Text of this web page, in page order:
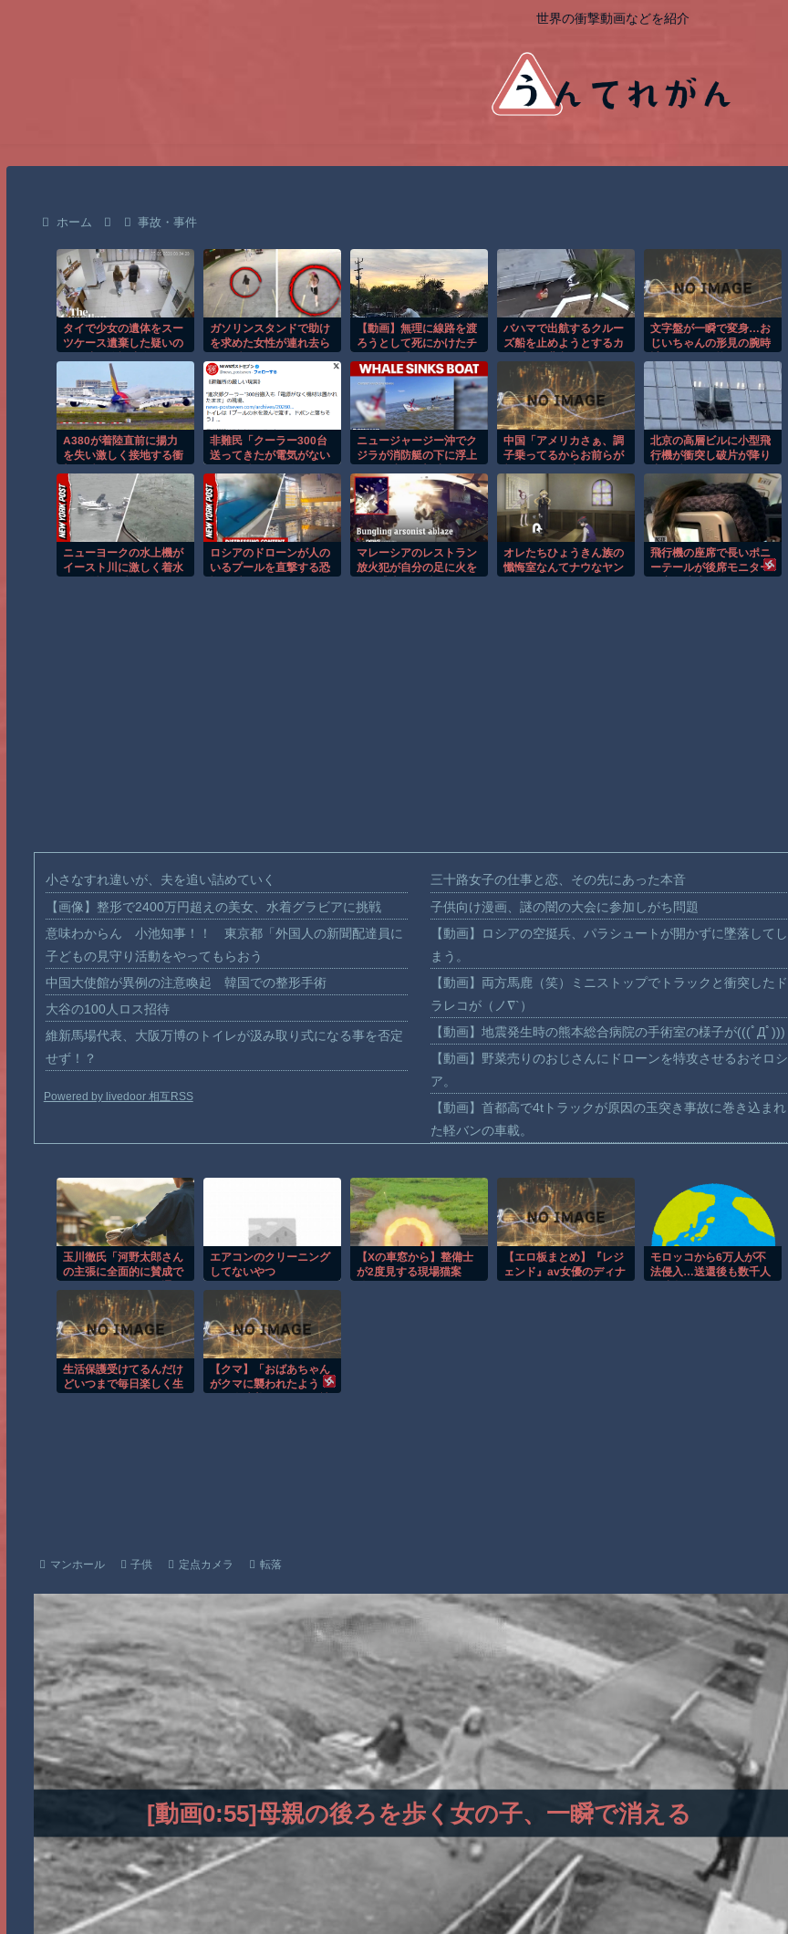
世界の衝撃動画などを紹介
ホーム 事故・事件
タイで少女の遺体をスー
ツケース遺棄した疑いの
ガソリンスタンドで助け
を求めた女性が連れ去ら
【動画】無理に線路を渡
ろうとして死にかけたチ
バハマで出航するクルー
ズ船を止めようとするカ
文字盤が一瞬で変身…お
じいちゃんの形見の腕時
A380が着陸直前に揚力
を失い激しく接地する衝
非難民「クーラー300台
送ってきたが電気がない
い。進次郎は馬鹿だ」
ニュージャージー沖でク
ジラが消防艇の下に浮上
中国「アメリカさぁ、調
子乗ってるからお前らが
ン輸出禁止するわw」
北京の高層ビルに小型飛
行機が衝突し破片が降り
ニューヨークの水上機が
イースト川に激しく着水
ロシアのドローンが人の
いるプールを直撃する恐
マレーシアのレストラン
放火犯が自分の足に火を
オレたちひょうきん族の
懺悔室なんてナウなヤン
飛行機の座席で長いポニ
ーテールが後席モニター
小さなすれ違いが、夫を追い詰めていく
【画像】整形で2400万円超えの美女、水着グラビアに挑戦
意味わからん 小池知事！！ 東京都「外国人の新聞配達員に
子どもの見守り活動をやってもらおう
中国大使館が異例の注意喚起 韓国での整形手術
大谷の100人ロス招待
維新馬場代表、大阪万博のトイレが汲み取り式になる事を否定
せず！？
Powered by livedoor 相互RSS
三十路女子の仕事と恋、その先にあった本音
子供向け漫画、謎の闇の大会に参加しがち問題
【動画】ロシアの空挺兵、パラシュートが開かずに墜落してし
まう。
【動画】両方馬鹿（笑）ミニストップでトラックと衝突したド
ラレコが（ノ∇`）
【動画】地震発生時の熊本総合病院の手術室の様子が(((ﾟДﾟ)))
【動画】野菜売りのおじさんにドローンを特攻させるおそロシ
ア。
【動画】首都高で4tトラックが原因の玉突き事故に巻き込まれ
た軽バンの車載。
ｗｗｗｗｗｗ
まだ墓石があるだけマシと見るべきか。今はもう合葬墓ばかり
【動画】新型のさすまた、限界突破ｗｗｗｗｗｗ
【謎】広島県が頑なに「はだしのゲンコラボ喫茶」をやらない
理由
玉川徹氏「河野太郎さん
の主張に全面的に賛成で
です。消費税減税はやめ
ろ」
エアコンのクリーニング
してないやつ
【Xの車窓から】整備士
が2度見する現場猫案
【エロ板まとめ】『レジ
ェンド』av女優のディナ
モロッコから6万人が不
法侵入…送還後も数千人
生活保護受けてるんだけ
どいつまで毎日楽しく生
【クマ】「おばあちゃん
がクマに襲われたよう
マンホール 子供 定点カメラ 転落
[動画0:55]母親の後ろを歩く女の子、一瞬で消える